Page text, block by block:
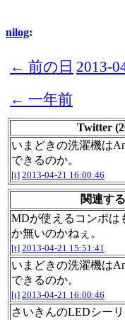
nilog:
← 前の日 2013-
← 一年前
Twitter
いまどきの洗濯機は
できるのか。
[t] 2013-04-21 16:00:46
関連す
MDが使えるコンポは
か無いのかねぇ。
[t] 2013-04-21 15:51:41
いまどきの洗濯機は
できるのか。
[t] 2013-04-21 16:00:46
さいきんのLEDシー